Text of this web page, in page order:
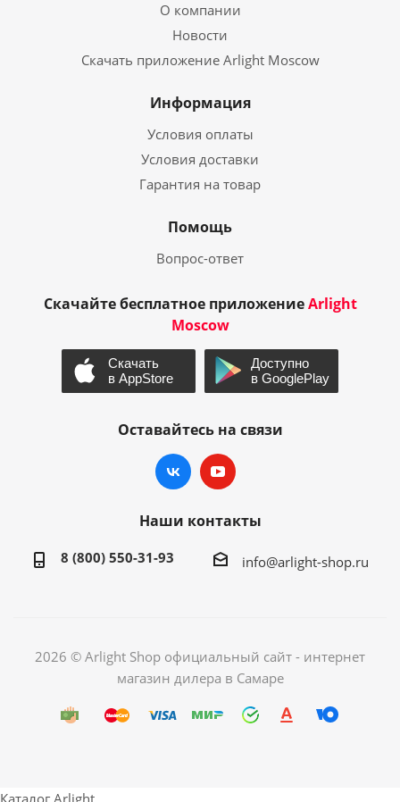
О компании
Новости
Скачать приложение Arlight Moscow
Информация
Условия оплаты
Условия доставки
Гарантия на товар
Помощь
Вопрос-ответ
Скачайте бесплатное приложениеArlight
Moscow
Оставайтесь на связи
Наши контакты
8 (800) 550-31-93 info@arlight-shop.ru
2026 © Arlight Shop официальный сайт - интернет
магазин дилера в Самаре
Каталог Arlight